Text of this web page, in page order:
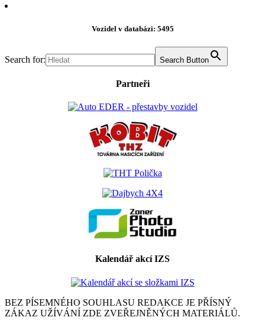
Vozidel v databázi: 5495
Search for: Search Button
Partneři
Kalendář akcí IZS
BEZ PÍSEMNÉHO SOUHLASU REDAKCE JE PŘÍSNÝ
ZÁKAZ UŽÍVÁNÍ ZDE ZVEŘEJNĚNÝCH MATERIÁLŮ.